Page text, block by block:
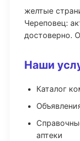
желтые
Череповец:
достоверно.
Наши
Каталог
аптеки